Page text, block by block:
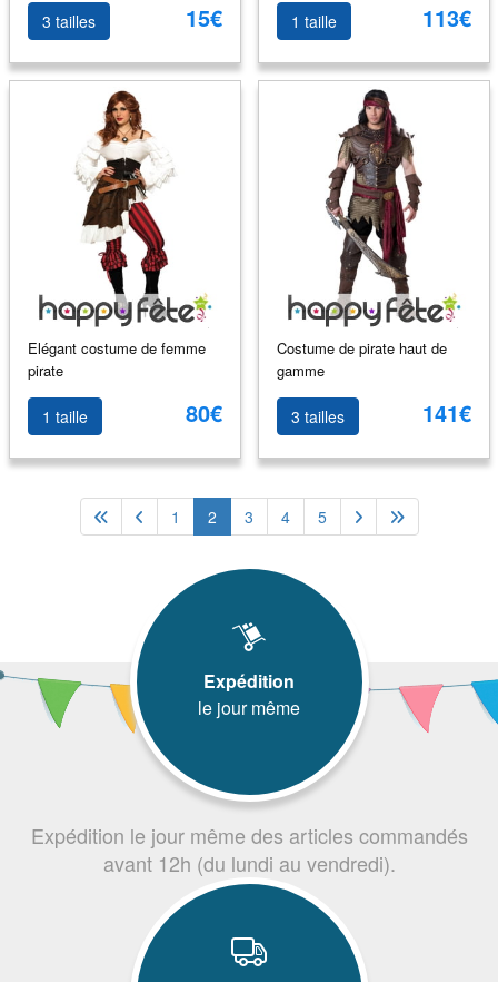
3 tailles 15€ 1 taille 113€
Elégant costume de femme
pirate
1 taille 80€
Costume de pirate haut de
gamme
3 tailles 141€
1 2 3 4 5
Expédition
le jour même
Expédition le jour même des articles commandés
avant 12h (du lundi au vendredi).